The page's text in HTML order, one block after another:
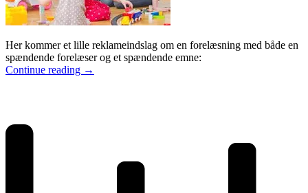
Her kommer et lille reklameindslag om en forelæsning med både en
spændende forelæser og et spændende emne:
Continue reading →